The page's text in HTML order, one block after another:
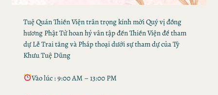
Tuệ Quán Thiền Viện trân trọng kính mời Quý vị đồng
hương Phật Tử hoan hỷ vân tập đến Thiền Viện để tham
dự Lễ Trai tăng và Pháp thoại dưới sự tham dự của Tỳ
Khưu Tuệ Dũng
Vào lúc : 9:00 AM – 13:00 PM